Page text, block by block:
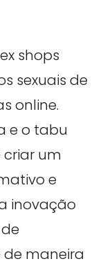
shops
sexuais de
online.
e o tabu
criar um
e
inovação
de maneira